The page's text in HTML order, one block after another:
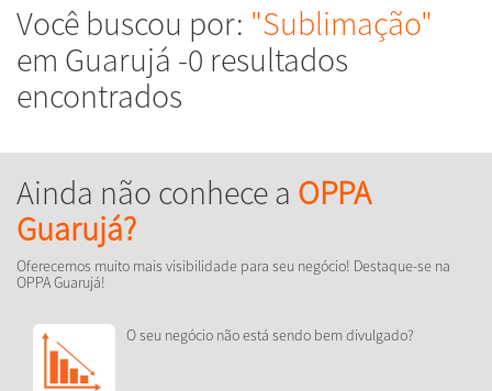
Você buscou por: "Sublimação"
em Guarujá -0 resultados
encontrados
Ainda não conhece a OPPA
Guarujá?
Oferecemos muito mais visibilidade para seu negócio! Destaque-se na
OPPA Guarujá!
O seu negócio não está sendo bem divulgado?